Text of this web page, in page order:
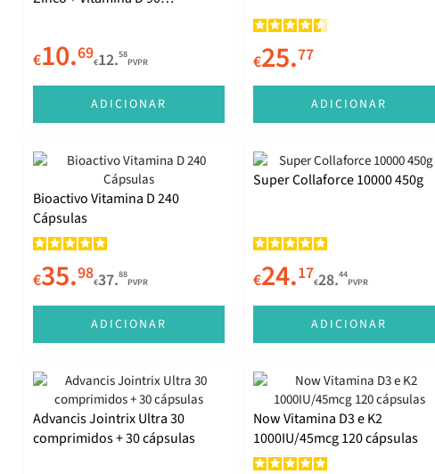
€10.69€12.58
PVPR
ADICIONAR
€25.77
ADICIONAR
Bioactivo Vitamina D 240
Cápsulas
€35.98€37.88
PVPR
ADICIONAR
Super Collaforce 10000 450g
€24.17€28.44
PVPR
ADICIONAR
Advancis Jointrix Ultra 30
comprimidos + 30 cápsulas
Now Vitamina D3 e K2
1000IU/45mcg 120 cápsulas